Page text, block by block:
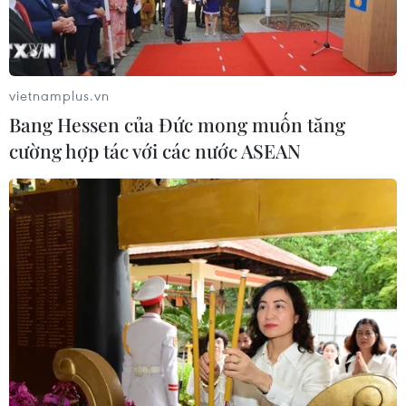
Giáp Thìn 2024 một cách đồng bộ.
Các sản phẩm mang thương hiệu Hapro do các
Công ty, đơn vị trong Tổng công ty trực tiếp sản
xuất đã có uy tín trên thị trường: Gạo Hapro
Đồng Tháp; Hạt điều rang Hapro; các sản phẩm
rượu vang Thăng Long; bộ sản phẩm xúc xích,
chân giò hun khói, thịt gà, thịt ba chỉ xông khói;
bộ sản phẩm giò lụa, giò bò, giò gà...
Ngoài ra, các sản phẩm do các Đơn vị trực thuộc
và Công ty thành viên Tổng Công ty kinh doanh,
đặc trưng là bộ sản phẩm kinh doanh theo
chương trình khai thác đặc sản vùng miền tại
các tỉnh như: bưởi Diễn, miến dong, bún khô,
mỳ gạo, mộc nhĩ, nấm hương của Sơn La; bộ
sản phẩm đặc sản vùng miền của Yên Bái, Hà
vietnamplus.vn
Bang Hessen của Đức mong muốn tăng
cường hợp tác với các nước ASEAN